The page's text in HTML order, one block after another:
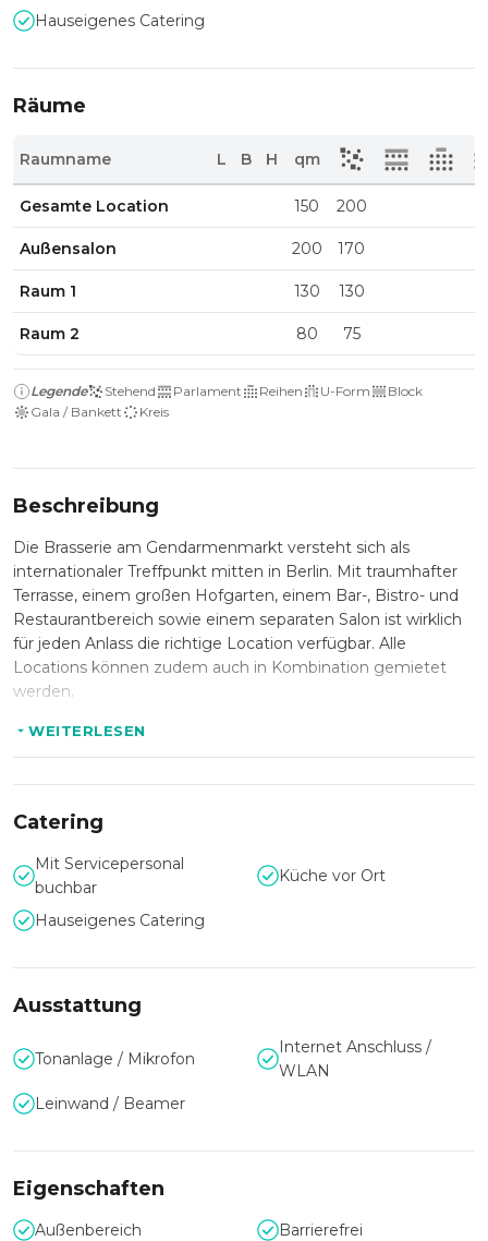
Hauseigenes Catering
Räume
Raumname L B H qm
Gesamte Location 150 200
Außensalon 200 170
Raum 1 130 130
Raum 2 80 75
Legende Stehend Parlament Reihen U-Form
Block
Gala / Bankett
Kreis
Beschreibung
Die Brasserie am Gendarmenmarkt versteht sich als
internationaler Treffpunkt mitten in Berlin. Mit traumhafter
Terrasse, einem großen Hofgarten, einem Bar-, Bistro- und
Restaurantbereich sowie einem separaten Salon ist wirklich
für jeden Anlass die richtige Location verfügbar. Alle
Locations können zudem auch in Kombination gemietet
werden.
Inspiriert von den französischen Brasserien entstand im Art-
déco-Stil ein ganz besonderes Restaurant im Zentrum
Plätze in der historischen Mitte Berlins. Grandiose
niederlassen möchten, in der Umgebung von Ministerien,
Botschaften, Wirtschafts- und Medienunternehmen.
Bei diesem besonderen Standort ist ein außergewöhnliches
Getränken. Ob Sie Ihren Geburtstag oder Ihr Familienfest,
am Gendarmenmarkt ausrichten möchten, das Team
unterstützt Sie mit einer individuellen Beratung und dem
persönlichen Gespräch.
WEITERLESEN
Catering
Mit Servicepersonal
buchbar
Küche vor Ort
Hauseigenes Catering
Ausstattung
Tonanlage / Mikrofon
Internet Anschluss /
WLAN
Leinwand / Beamer
Eigenschaften
Außenbereich
Barrierefrei